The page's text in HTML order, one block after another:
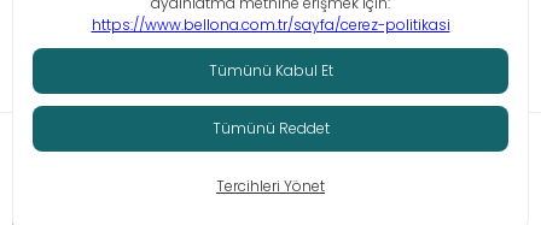
Bilgi Toplumu Hizmetleri KVKK Çerez Politikası İşlem Rehberi
© Tüm hakları saklıdır. Bellona 2026